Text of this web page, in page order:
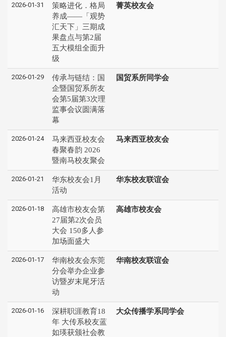
2026-01-31
策略进化．格局
养成——「观势
汇天下」三期成
果盘点与第2届
五大模组全面升
级
菁英校友会
2026-01-29
传承与链结：国
企暨国贸系所友
会第5届第3次理
监事会议圆满落
幕
国贸系所同学会
2026-01-24
马来西亚校友会
春聚春韵 2026
暨南马校友聚会
马来西亚校友会
2026-01-21
华东校友会1月
活动
华东校友联谊会
2026-01-18
高雄市校友会第
27届第2次会员
大会 150多人参
加场面盛大
高雄市校友会
2026-01-17
华南校友会东莞
分会举办企业参
访暨岁末尾牙活
动
华南校友联谊会
2026-01-16
深耕职涯教育18
年 大传系校友蓝
如瑛获颁社会教
大众传播学系同学会